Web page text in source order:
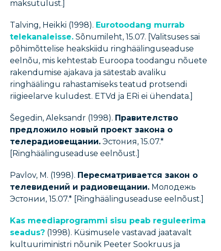
maksutulust.]
Talving, Heikki (1998). Eurotoodang murrab
telekanaleisse. Sõnumileht, 15.07. [Valitsuses sai
põhimõttelise heakskiidu ringhäälinguseaduse
eelnõu, mis kehtestab Euroopa toodangu nõuete
rakendumise ajakava ja sätestab avaliku
ringhäälingu rahastamiseks teatud protsendi
riigieelarve kuludest. ETVd ja ERi ei ühendata.]
Šegedin, Aleksandr (1998). Правителство
предложило новый проект закона о
телерадиовещании. Эстония, 15.07.*
[Ringhäälinguseaduse eelnõust.]
Pavlov, M. (1998). Пересматривается закон о
телевидений и радиовещании. Молодежь
Эстонии, 15.07.* [Ringhäälinguseaduse eelnõust.]
Kas meediaprogrammi sisu peab reguleerima
seadus? (1998). Küsimusele vastavad jaatavalt
kultuuriministri nõunik Peeter Sookruus ja